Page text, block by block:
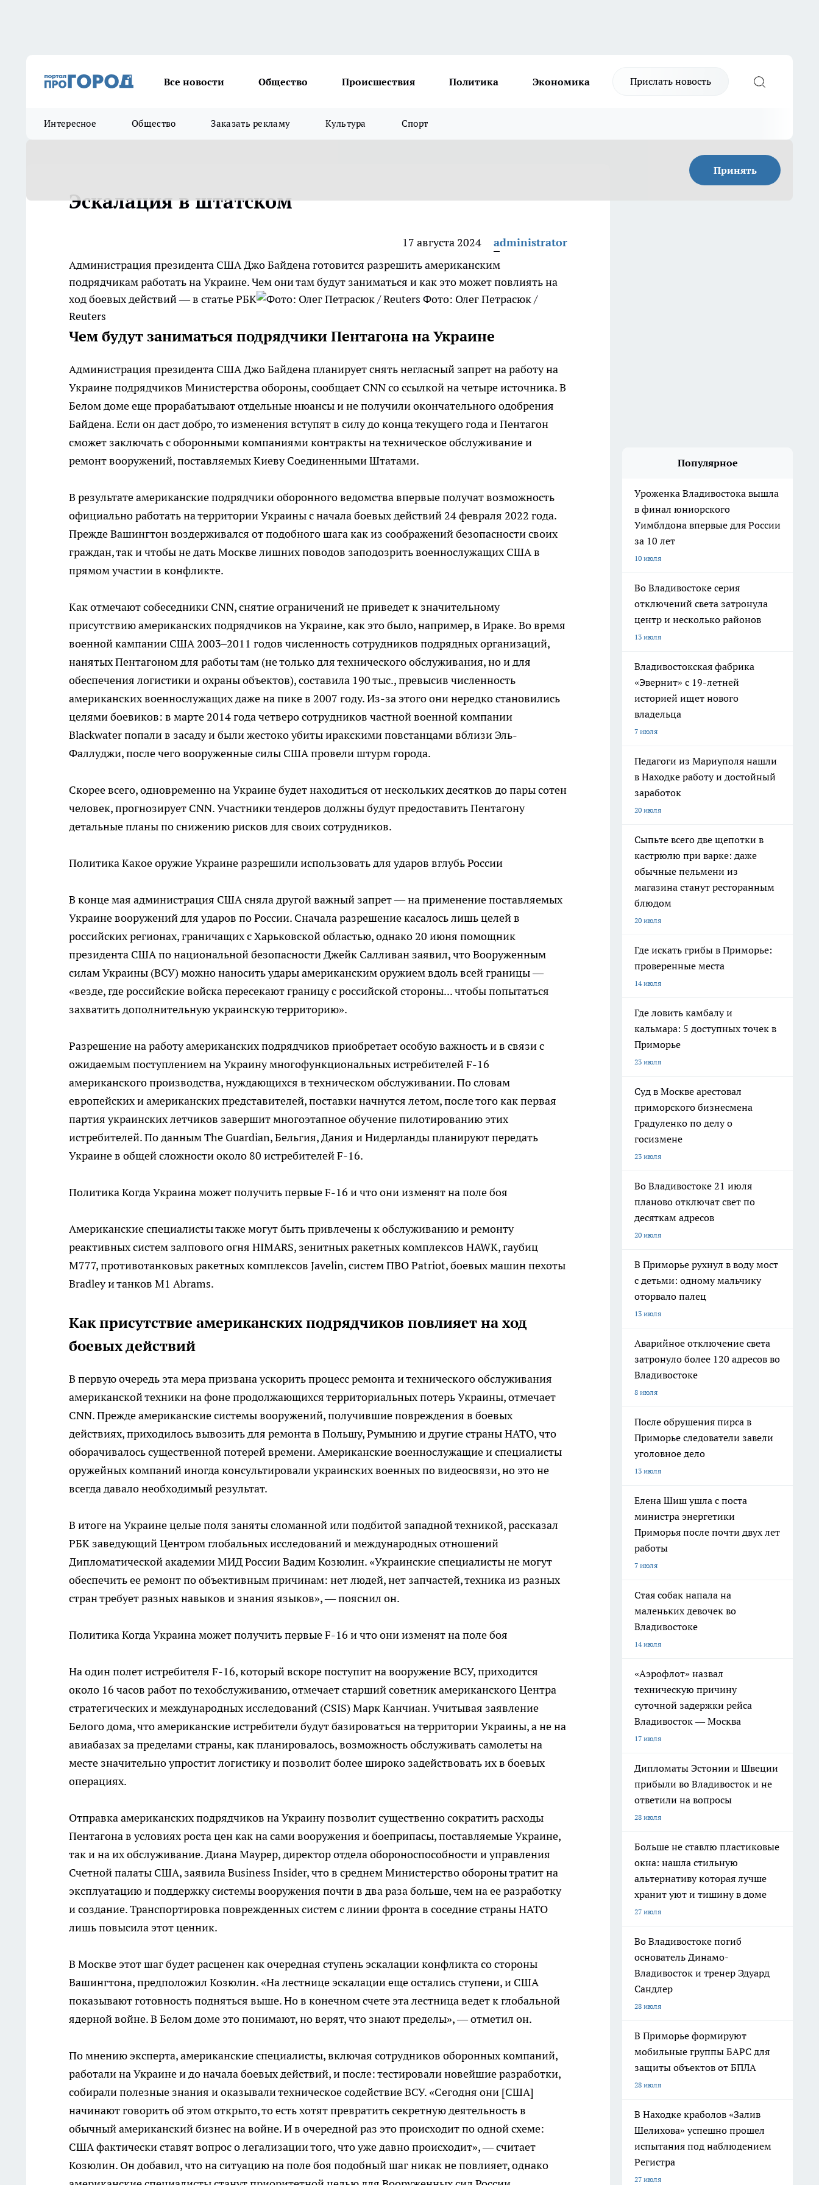
Все новости Общество Происшествия Политика Экономика Прислать новость
Интересное Общество Заказать рекламу Культура Спорт
Принять
Эскалация в штатском
17 августа 2024
administrator
Администрация президента США Джо Байдена готовится разрешить американским
подрядчикам работать на Украине. Чем они там будут заниматься и как это может повлиять на
ход боевых действий — в статье РБК
Фото: Олег Петрасюк /
Reuters
Чем будут заниматься подрядчики Пентагона на Украине
Администрация президента США Джо Байдена планирует снять негласный запрет на работу на
Украине подрядчиков Министерства обороны, сообщает CNN со ссылкой на четыре источника. В
Белом доме еще прорабатывают отдельные нюансы и не получили окончательного одобрения
Байдена. Если он даст добро, то изменения вступят в силу до конца текущего года и Пентагон
сможет заключать с оборонными компаниями контракты на техническое обслуживание и
ремонт вооружений, поставляемых Киеву Соединенными Штатами.
В результате американские подрядчики оборонного ведомства впервые получат возможность
официально работать на территории Украины с начала боевых действий 24 февраля 2022 года.
Прежде Вашингтон воздерживался от подобного шага как из соображений безопасности своих
граждан, так и чтобы не дать Москве лишних поводов заподозрить военнослужащих США в
прямом участии в конфликте.
Как отмечают собеседники CNN, снятие ограничений не приведет к значительному
присутствию американских подрядчиков на Украине, как это было, например, в Ираке. Во время
военной кампании США 2003–2011 годов численность сотрудников подрядных организаций,
нанятых Пентагоном для работы там (не только для технического обслуживания, но и для
обеспечения логистики и охраны объектов), составила 190 тыс., превысив численность
американских военнослужащих даже на пике в 2007 году. Из-за этого они нередко становились
целями боевиков: в марте 2014 года четверо сотрудников частной военной компании
Blackwater попали в засаду и были жестоко убиты иракскими повстанцами вблизи Эль-
Фаллуджи, после чего вооруженные силы США провели штурм города.
Скорее всего, одновременно на Украине будет находиться от нескольких десятков до пары сотен
человек, прогнозирует CNN. Участники тендеров должны будут предоставить Пентагону
детальные планы по снижению рисков для своих сотрудников.
ПолитикаКакое оружие Украине разрешили использовать для ударов вглубь России
В конце мая администрация США сняла другой важный запрет — на применение поставляемых
Украине вооружений для ударов по России. Сначала разрешение касалось лишь целей в
российских регионах, граничащих с Харьковской областью, однако 20 июня помощник
президента США по национальной безопасности Джейк Салливан заявил, что Вооруженным
силам Украины (ВСУ) можно наносить удары американским оружием вдоль всей границы —
«везде, где российские войска пересекают границу с российской стороны... чтобы попытаться
захватить дополнительную украинскую территорию».
Разрешение на работу американских подрядчиков приобретает особую важность и в связи с
ожидаемым поступлением на Украину многофункциональных истребителей F-16
американского производства, нуждающихся в техническом обслуживании. По словам
европейских и американских представителей, поставки начнутся летом, после того как первая
партия украинских летчиков завершит многоэтапное обучение пилотированию этих
истребителей. По данным The Guardian, Бельгия, Дания и Нидерланды планируют передать
Украине в общей сложности около 80 истребителей F-16.
ПолитикаКогда Украина может получить первые F-16 и что они изменят на поле боя
Американские специалисты также могут быть привлечены к обслуживанию и ремонту
реактивных систем залпового огня HIMARS, зенитных ракетных комплексов HAWK, гаубиц
M777, противотанковых ракетных комплексов Javelin, систем ПВО Patriot, боевых машин пехоты
Bradley и танков M1 Abrams.
Как присутствие американских подрядчиков повлияет на ход
боевых действий
В первую очередь эта мера призвана ускорить процесс ремонта и технического обслуживания
американской техники на фоне продолжающихся территориальных потерь Украины, отмечает
CNN. Прежде американские системы вооружений, получившие повреждения в боевых
действиях, приходилось вывозить для ремонта в Польшу, Румынию и другие страны НАТО, что
оборачивалось существенной потерей времени. Американские военнослужащие и специалисты
оружейных компаний иногда консультировали украинских военных по видеосвязи, но это не
всегда давало необходимый результат.
В итоге на Украине целые поля заняты сломанной или подбитой западной техникой, рассказал
РБК заведующий Центром глобальных исследований и международных отношений
Дипломатической академии МИД России Вадим Козюлин. «Украинские специалисты не могут
обеспечить ее ремонт по объективным причинам: нет людей, нет запчастей, техника из разных
стран требует разных навыков и знания языков», — пояснил он.
ПолитикаКогда Украина может получить первые F-16 и что они изменят на поле боя
На один полет истребителя F-16, который вскоре поступит на вооружение ВСУ, приходится
около 16 часов работ по техобслуживанию, отмечает старший советник американского Центра
стратегических и международных исследований (CSIS) Марк Канчиан. Учитывая заявление
Белого дома, что американские истребители будут базироваться на территории Украины, а не на
авиабазах за пределами страны, как планировалось, возможность обслуживать самолеты на
месте значительно упростит логистику и позволит более широко задействовать их в боевых
операциях.
Отправка американских подрядчиков на Украину позволит существенно сократить расходы
Пентагона в условиях роста цен как на сами вооружения и боеприпасы, поставляемые Украине,
так и на их обслуживание. Диана Маурер, директор отдела обороноспособности и управления
Счетной палаты США, заявила Business Insider, что в среднем Министерство обороны тратит на
эксплуатацию и поддержку системы вооружения почти в два раза больше, чем на ее разработку
и создание. Транспортировка поврежденных систем с линии фронта в соседние страны НАТО
лишь повысила этот ценник.
В Москве этот шаг будет расценен как очередная ступень эскалации конфликта со стороны
Вашингтона, предположил Козюлин. «На лестнице эскалации еще остались ступени, и США
показывают готовность подняться выше. Но в конечном счете эта лестница ведет к глобальной
ядерной войне. В Белом доме это понимают, но верят, что знают пределы», — отметил он.
По мнению эксперта, американские специалисты, включая сотрудников оборонных компаний,
работали на Украине и до начала боевых действий, и после: тестировали новейшие разработки,
собирали полезные знания и оказывали техническое содействие ВСУ. «Сегодня они [США]
начинают говорить об этом открыто, то есть хотят превратить секретную деятельность в
обычный американский бизнес на войне. И в очередной раз это происходит по одной схеме:
США фактически ставят вопрос о легализации того, что уже давно происходит», — считает
Козюлин. Он добавил, что на ситуацию на поле боя подобный шаг никак не повлияет, однако
Популярное
Уроженка Владивостока вышла
в финал юниорского
Уимблдона впервые для России
за 10 лет
10 июля
Во Владивостоке серия
отключений света затронула
центр и несколько районов
13 июля
Владивостокская фабрика
«Эвернит» с 19-летней
историей ищет нового
владельца
7 июля
Педагоги из Мариуполя нашли
в Находке работу и достойный
заработок
20 июля
Сыпьте всего две щепотки в
кастрюлю при варке: даже
обычные пельмени из
магазина станут ресторанным
блюдом
20 июля
Где искать грибы в Приморье:
проверенные места
14 июля
Где ловить камбалу и
кальмара: 5 доступных точек в
Приморье
23 июля
Суд в Москве арестовал
приморского бизнесмена
Градуленко по делу о
госизмене
23 июля
Во Владивостоке 21 июля
планово отключат свет по
десяткам адресов
20 июля
В Приморье рухнул в воду мост
с детьми: одному мальчику
оторвало палец
13 июля
Аварийное отключение света
затронуло более 120 адресов во
Владивостоке
8 июля
После обрушения пирса в
Приморье следователи завели
уголовное дело
13 июля
Елена Шиш ушла с поста
министра энергетики
Приморья после почти двух лет
работы
7 июля
Стая собак напала на
маленьких девочек во
Владивостоке
14 июля
«Аэрофлот» назвал
техническую причину
суточной задержки рейса
Владивосток — Москва
17 июля
Дипломаты Эстонии и Швеции
прибыли во Владивосток и не
ответили на вопросы
28 июля
Больше не ставлю пластиковые
окна: нашла стильную
альтернативу которая лучше
хранит уют и тишину в доме
27 июля
Во Владивостоке погиб
основатель Динамо-
Владивосток и тренер Эдуард
Сандлер
28 июля
В Приморье формируют
мобильные группы БАРС для
защиты объектов от БПЛА
28 июля
В Находке краболов «Залив
Шелихова» успешно прошел
испытания под наблюдением
Регистра
27 июля